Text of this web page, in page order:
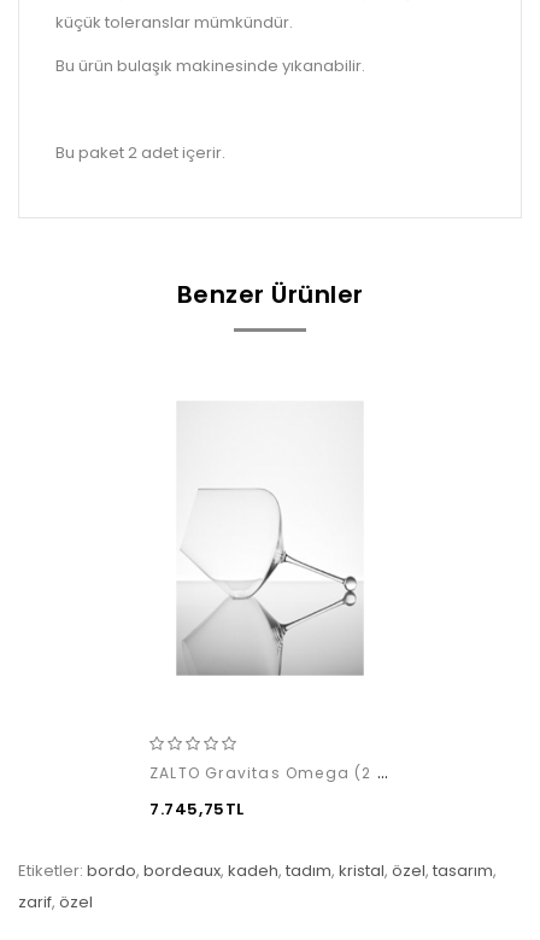
küçük toleranslar mümkündür.
Bu ürün bulaşık makinesinde yıkanabilir.
Bu paket 2 adet içerir.
Benzer Ürünler
ZALTO Gravitas Omega (2 adet)
7.745,75TL
Etiketler: bordo, bordeaux, kadeh, tadım, kristal, özel, tasarım,
zarif, özel